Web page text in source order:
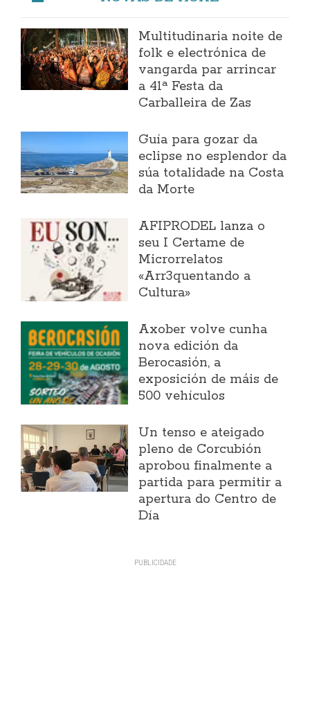
Multitudinaria noite de
folk e electrónica de
vangarda par arrincar
a 41ª Festa da
Carballeira de Zas
Guía para gozar da
eclipse no esplendor da
súa totalidade na Costa
da Morte
AFIPRODEL lanza o
seu I Certame de
Microrrelatos
«Arr3quentando a
Cultura»
Axober volve cunha
nova edición da
Berocasión, a
exposición de máis de
500 vehículos
Un tenso e ateigado
pleno de Corcubión
aprobou finalmente a
partida para permitir a
apertura do Centro de
Día